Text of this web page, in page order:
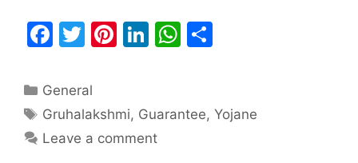
F
c
e
b
T
itt
er
Pi
e
st
Li
e
dI
W
s
e
General
Gruhalakshmi, Guarantee,Yojane
Leave a comment